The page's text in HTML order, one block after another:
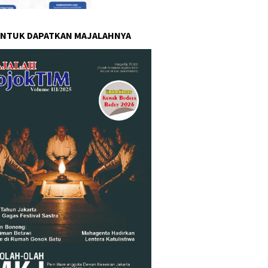
DAPATKAN MAJALAHNYA